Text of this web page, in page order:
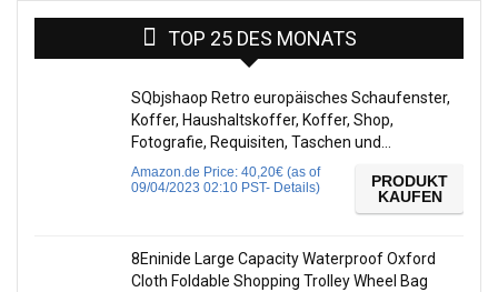
TOP 25 DES MONATS
SQbjshaop Retro europäisches Schaufenster,
Koffer, Haushaltskoffer, Koffer, Shop,
Fotografie, Requisiten, Taschen und…
Amazon.de Price: 40,20€ (as of
09/04/2023 02:10 PST- Details)
PRODUKT
KAUFEN
8Eninide Large Capacity Waterproof Oxford
Cloth Foldable Shopping Trolley Wheel Bag